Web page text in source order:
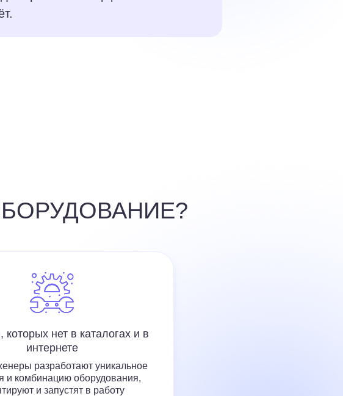
нет в каталогах и в
интернете
разработают уникальное
и комбинацию оборудования,
и запустят в работу